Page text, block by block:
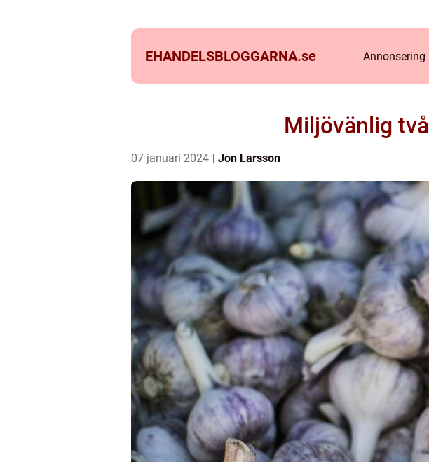
EHANDELSBLOGGARNA.se Annonsering
Miljövänlig
07 januari 2024 Jon Larsson